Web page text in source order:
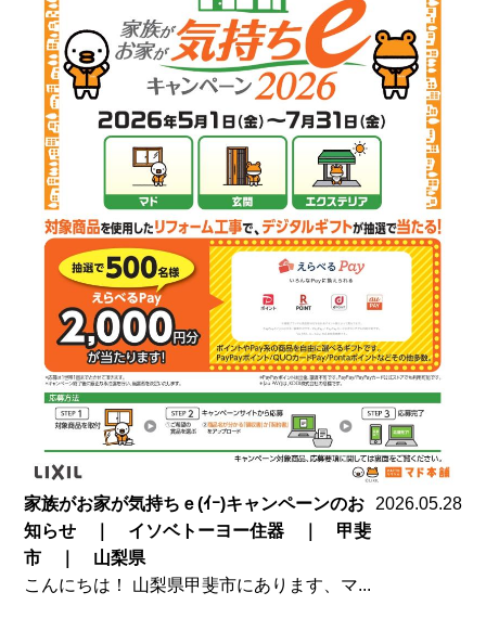
家族がお家が気持ちｅ(ｲｰ)キャンペーンのお
知らせ ｜ イソベトーヨー住器 ｜ 甲斐
市 ｜ 山梨県
2026.05.28
こんにちは！ 山梨県甲斐市にあります、マ...